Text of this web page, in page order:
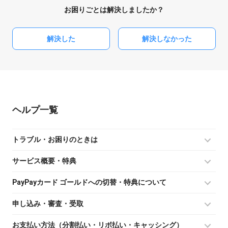
お困りごとは解決しましたか？
解決した 解決しなかった
ヘルプ
トラブル・お困りのときは
サービス概要・特典
PayPayカード ゴールドへの切替・特典について
申し込み・審査・受取
お支払い方法（分割払い・リボ払い・キャッシング）